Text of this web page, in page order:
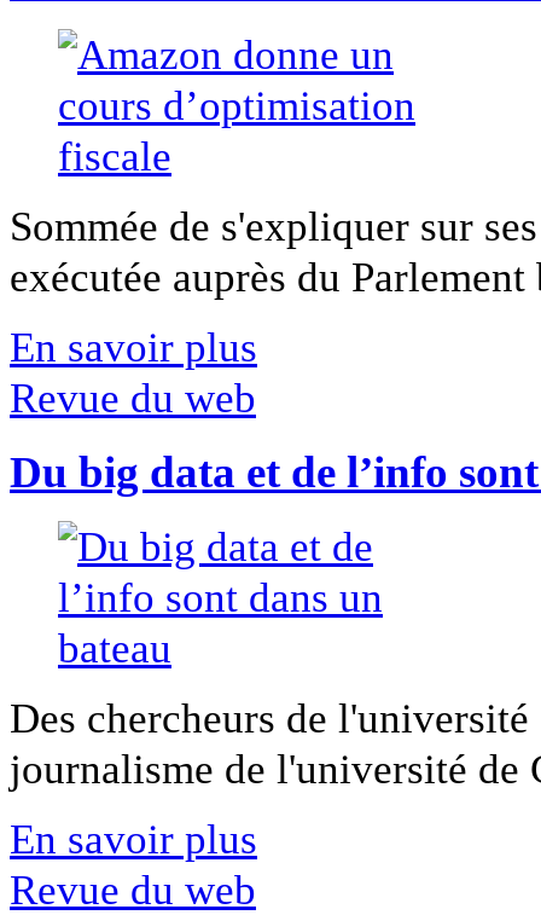
Sommée de s'expliquer sur
exécutée auprès du
En savoir plus
Revue du web
Du big data et de l’info
Des chercheurs de
journalisme de l'université
En savoir plus
Revue du web